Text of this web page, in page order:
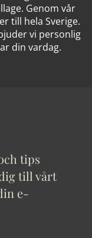
Genom vår
till hela Sverige.
vi personlig
din vardag.
tips
till vårt
e-